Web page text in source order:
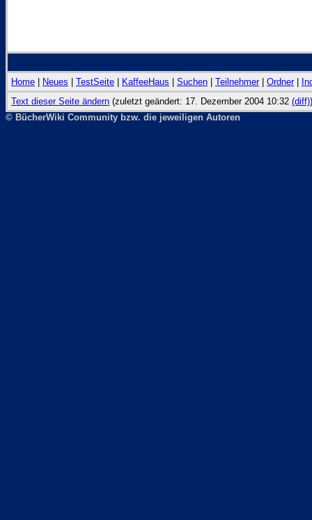
Home Neues TestSeite KaffeeHaus Suchen Teilnehmer| Ordner|
Text dieser Seite ändern (zuletzt geändert: 17. Dezember 2004 10:32 (diff))
© BücherWiki Community bzw. die jeweiligen Autoren